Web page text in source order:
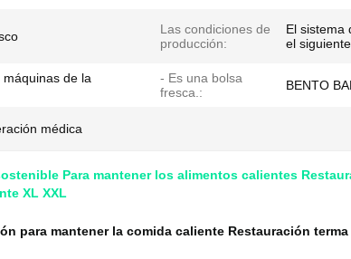
Las condiciones de
producción:
El sistema
el
de la
- Es una bolsa
fresca.:
BENTO
médica
Para mantener los alimentos calientes
XL XXL
para mantener la comida caliente Restauración